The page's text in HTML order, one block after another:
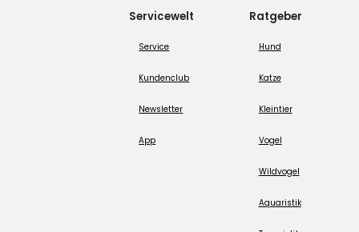
Servicewelt
Service
Kundenclub
Newsletter
App
Ratgeber
Hund
Katze
Kleintier
Vogel
Wildvogel
Aquaristik